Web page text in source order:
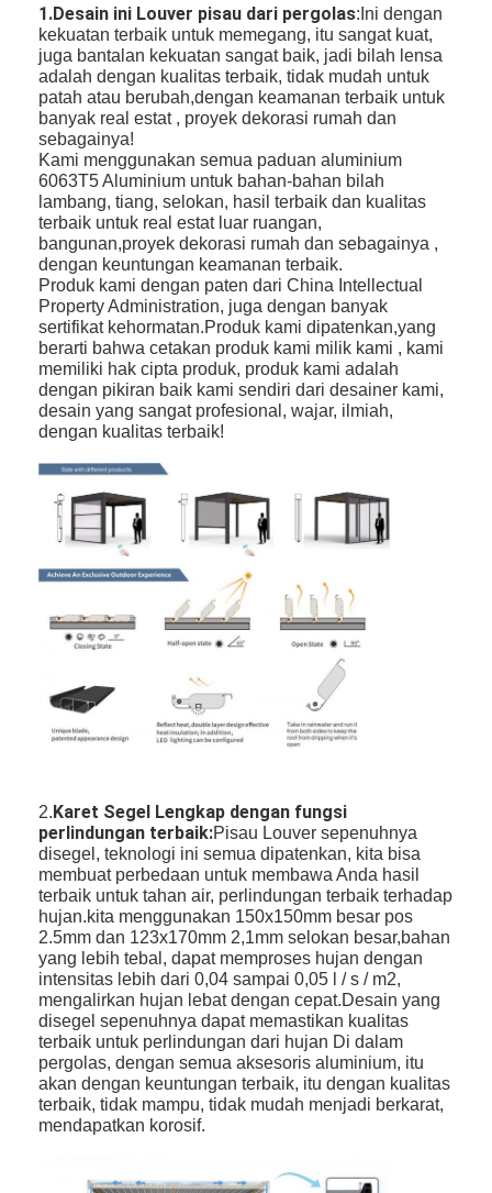
Rumah
Produk
Video
Tentang kami
Tur Pabrik
Kontrol Kualitas
Berita
bicara sekarang
Pergola berlubang aluminium
Pergola Aluminium Bermotor
Pergola kain yang bisa ditarik
Pergola tugas ringan
Taman Carports
Tirai Zip Track
Pergola Louver Aluminium yang Ditingkatkan
aksesoris tenda
Operasi
manual dengan crank tangan
Komponen
daya
Dooya Motor,A-motor
((CE,ROHS,TUV,UL,SGS)) atau gearbox &
hand can (manual)
1.Desain ini Louver pisau dari pergolas:Ini dengan
kekuatan terbaik untuk memegang, itu sangat kuat,
juga bantalan kekuatan sangat baik, jadi bilah lensa
adalah dengan kualitas terbaik, tidak mudah untuk
patah atau berubah,dengan keamanan terbaik untuk
banyak real estat , proyek dekorasi rumah dan
sebagainya!
Kami menggunakan semua paduan aluminium
6063T5 Aluminium untuk bahan-bahan bilah
lambang, tiang, selokan, hasil terbaik dan kualitas
terbaik untuk real estat luar ruangan,
bangunan,proyek dekorasi rumah dan sebagainya ,
dengan keuntungan keamanan terbaik.
Produk kami dengan paten dari China Intellectual
Property Administration, juga dengan banyak
sertifikat kehormatan.Produk kami dipatenkan,yang
berarti bahwa cetakan produk kami milik kami , kami
memiliki hak cipta produk, produk kami adalah
dengan pikiran baik kami sendiri dari desainer kami,
desain yang sangat profesional, wajar, ilmiah,
dengan kualitas terbaik!
2.Karet Segel Lengkap dengan fungsi
perlindungan terbaik:Pisau Louver sepenuhnya
disegel, teknologi ini semua dipatenkan, kita bisa
membuat perbedaan untuk membawa Anda hasil
terbaik untuk tahan air, perlindungan terbaik terhadap
hujan.kita menggunakan 150x150mm besar pos
2.5mm dan 123x170mm 2,1mm selokan besar,bahan
yang lebih tebal, dapat memproses hujan dengan
intensitas lebih dari 0,04 sampai 0,05 l / s / m2,
mengalirkan hujan lebat dengan cepat.Desain yang
disegel sepenuhnya dapat memastikan kualitas
terbaik untuk perlindungan dari hujan Di dalam
pergolas, dengan semua aksesoris aluminium, itu
akan dengan keuntungan terbaik, itu dengan kualitas
terbaik, tidak mampu, tidak mudah menjadi berkarat,
mendapatkan korosif.